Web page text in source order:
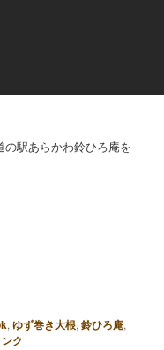
駅あらかわ鈴ひろ庵を
,ゆず巻き大根,鈴ひろ庵,
ク